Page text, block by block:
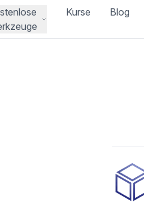
Kurse Blog